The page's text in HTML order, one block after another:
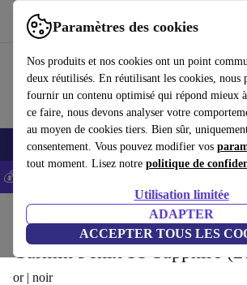
Paramètres des cookies
Nos produits et nos cookies ont un point
deux réutilisés. En réutilisant les cookies, nous
fournir un contenu optimisé qui répond mieux
ce faire, nous devons analyser votre
au moyen de cookies tiers. Bien sûr,
consentement. Vous pouvez modifier vos
tout moment. Lisez notre politique de
Utilisation limitée
ADAPTER
ACCEPTER TOUS LES
Utilisez refurbed rapidement et facilement
Smartphones Laptops Tablettes Montres
💰-5% EXTRA sur les iPhones – Code:
Montres connectées
Garmin Fenix 5S Sapphire
or | noir